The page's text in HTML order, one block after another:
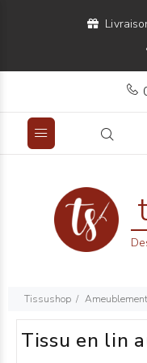
Tissushop Ameublement
Tissu en lin